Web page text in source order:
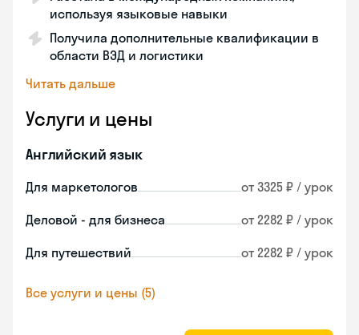
используя языковые навыки
Получила дополнительные квалификации в
области ВЭД и логистики
Читать дальше
Услуги и цены
Английский язык
Для маркетологов от 3325 ₽ / урок
Деловой - для бизнеса от 2282 ₽ / урок
Для путешествий от 2282 ₽ / урок
Все услуги и цены (5)